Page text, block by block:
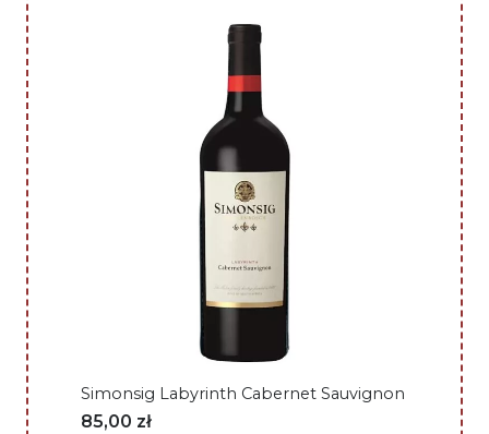
Simonsig Labyrinth Cabernet Sauvignon
85,00 zł